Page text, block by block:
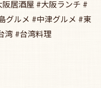
居酒屋 #大阪ランチ #
グルメ #中津グルメ #東
湾 #台湾料理